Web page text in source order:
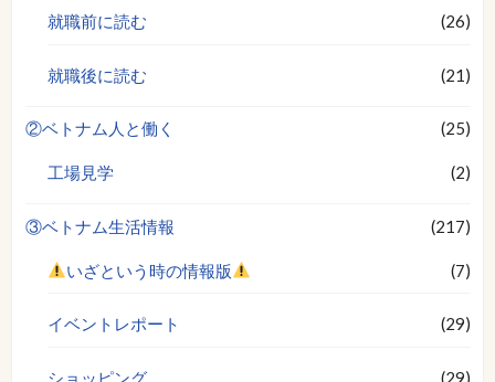
就職前に読む (26)
就職後に読む (21)
②ベトナム人と働く (25)
工場見学 (2)
③ベトナム生活情報 (217)
いざという時の情報版 (7)
イベントレポート (29)
ショッピング (29)